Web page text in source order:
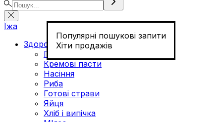
Популярні пошукові запити
Хіти продажів
Їжа
Здорове харчування
Горіхи
Кремові пасти
Насіння
Риба
Готові страви
Яйця
Хліб і випічка